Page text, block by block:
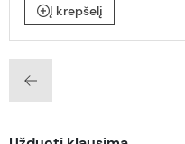
Į krepšelį